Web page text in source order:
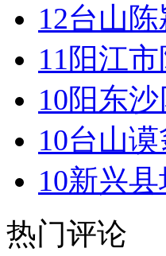
12台山
11阳江
10阳东
10台山
10新兴
热门评论